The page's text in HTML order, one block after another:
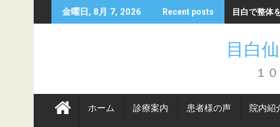
to
金曜日, 8月 7, 2026 Recent posts 目白で整体
目白
１
ホーム 診療案内 患者様の声 院内紹